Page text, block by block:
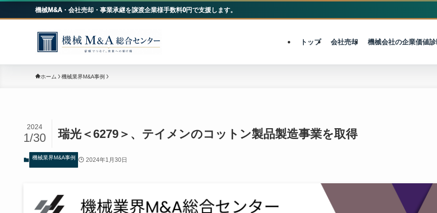
機械M&A・会社売却・事業承継を譲渡企業様手数料0円で支援します。
トップ 会社売却 機械会社の企業価値
ホーム 機械業界M&A事例
瑞光＜6279＞、テイメンのコットン製品製造事業を取得
2024
1/30
機械業界M&A事例 2024年1月30日